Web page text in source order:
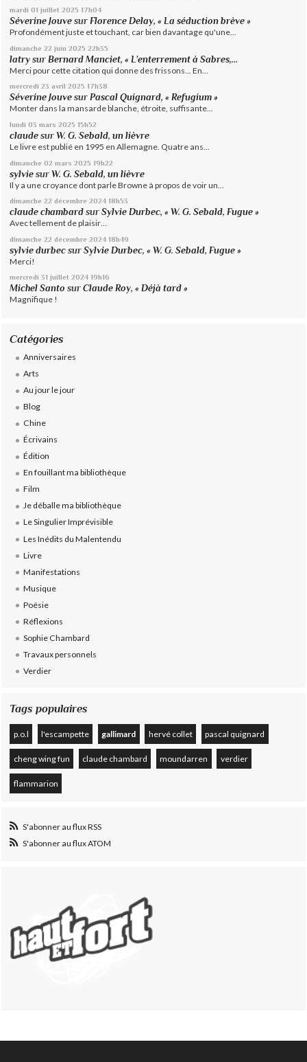
mardi 01 juillet 2025 17h04
Séverine Jouve surFlorence Delay, « La séduction brève »
Profondément juste et touchant, car bien davantage qu'une...
dimanche 22 juin 2025 22h35
latry surBernard Manciet, « L’enterrement à Sabres,...
Merci pour cette citation qui donne des frissons... En...
mercredi 23 avril 2025 17h38
Séverine Jouve surPascal Quignard, « Refugium »
Monter dans la mansarde blanche, étroite, suffisante...
lundi 03 mars 2025 15h52
claude surW. G. Sebald, un lièvre
Le livre est publié en 1995 en Allemagne. Quatre ans...
dimanche 02 mars 2025 19h22
sylvie surW. G. Sebald, un lièvre
Il y a une croyance dont parle Browne à propos de voir un...
dimanche 22 décembre 2024 18h53
claude chambard surSylvie Durbec, « W. G. Sebald, Fugue »
Avec tellement de plaisir…
dimanche 22 décembre 2024 18h49
sylvie durbec surSylvie Durbec, « W. G. Sebald, Fugue »
Merci!
mercredi 31 juillet 2024 19h16
Michel Santo surClaude Roy, « Déjà tard »
Magnifique !
Catégories
Anniversaires
Arts
Au jour le jour
Blog
Chine
Écrivains
Édition
En fouillant ma bibliothèque
Film
Je déballe ma bibliothèque
Le Singulier Imprévisible
Les Inédits du Malentendu
Livre
Manifestations
Musique
Poésie
Réflexions
Sophie Chambard
Travaux personnels
Verdier
Tags populaires
p.o.l l'escampette gallimard hervé collet pascal quignard
cheng wing fun claude chambard moundarren verdier
flammarion
S'abonner au flux RSS
S'abonner au flux ATOM